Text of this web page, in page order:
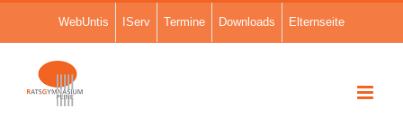
springen
WebUntis IServ Termine Downloads Elternseite